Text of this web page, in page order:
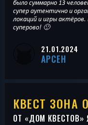
было суммарно 13
супер аутентично и
локаций и игры
суперово! 🙂
21.01.2024
АРСЕН
КВЕСТ ЗОНА
ОТ «ДОМ КВЕСТОВ»